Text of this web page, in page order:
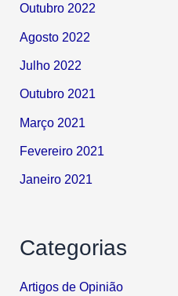
Outubro 2022
Agosto 2022
Julho 2022
Outubro 2021
Março 2021
Fevereiro 2021
Janeiro 2021
Categorias
Artigos de Opinião